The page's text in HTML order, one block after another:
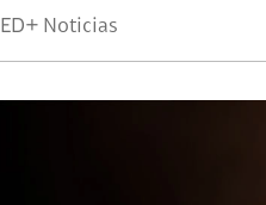
Noticias